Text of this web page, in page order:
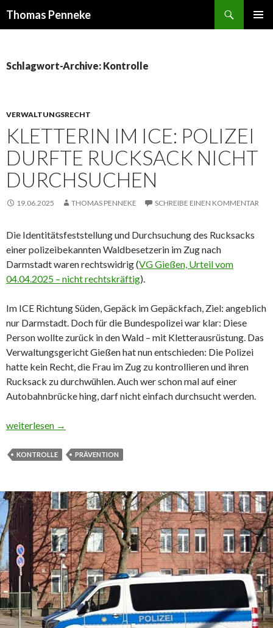
Thomas Penneke
Schlagwort-Archive: Kontrolle
VERWALTUNGSRECHT
KLETTERIN IM ICE: POLIZEI
DURFTE RUCKSACK NICHT
DURCHSUCHEN
19.06.2025 THOMAS PENNEKE SCHREIBE EINEN KOMMENTAR
Die Identitätsfeststellung und Durchsuchung des Rucksacks
einer polizeibekannten Waldbesetzerin im Zug nach
Darmstadt waren rechtswidrig (VG Gießen, Urteil vom
04.04.2025 – nicht rechtskräftig).
Im ICE Richtung Süden, Gepäck im Gepäckfach, Ziel: angeblich
nur Darmstadt. Doch für die Bundespolizei war klar: Diese
Person wollte zurück in den Wald – mit Kletterausrüstung. Das
Verwaltungsgericht Gießen hat nun entschieden: Die Polizei
hatte kein Recht, die Frau im Zug zu kontrollieren und ihren
Rucksack zu durchwühlen. Auch wer schon mal auf einer
Autobahnbrücke hing, darf nicht einfach durchsucht werden.
Kletterin im ICE: Polizei durfte Rucksack nicht durchsuchen
weiterlesen →
KONTROLLE PRÄVENTION